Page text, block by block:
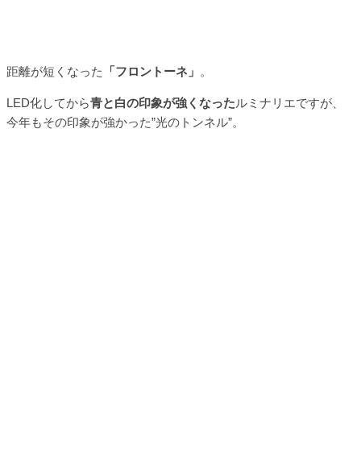
距離が短くなった 「フロントーネ」 。
LED化してから青と白の印象が強くなったルミナリエですが、
今年もその印象が強かった”光のトンネル”。